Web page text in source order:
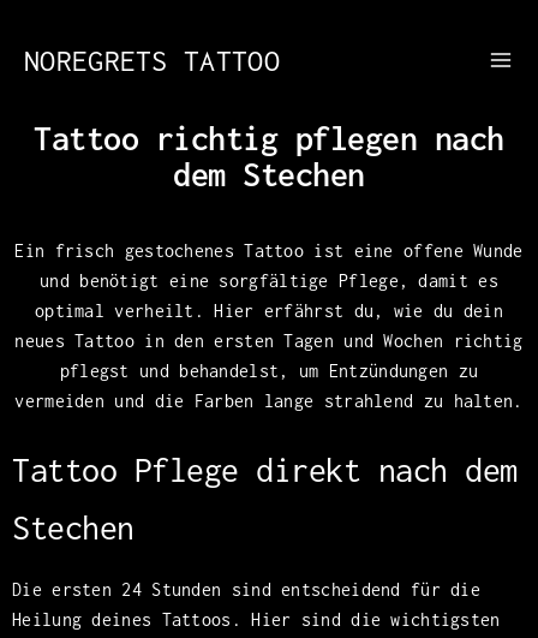
NOREGRETS TATTOO
Tattoo richtig pflegen nach
dem Stechen
Ein frisch gestochenes Tattoo ist eine offene Wunde
und benötigt eine sorgfältige Pflege, damit es
optimal verheilt. Hier erfährst du, wie du dein
neues Tattoo in den ersten Tagen und Wochen richtig
pflegst und behandelst, um Entzündungen zu
vermeiden und die Farben lange strahlend zu halten.
Tattoo Pflege direkt nach dem
Stechen
Die ersten 24 Stunden sind entscheidend für die
Heilung deines Tattoos. Hier sind die wichtigsten